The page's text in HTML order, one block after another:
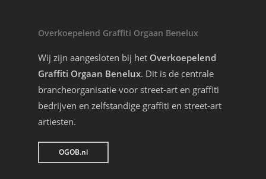
Overkoepelend Graffiti Orgaan Benelux
Wij zijn aangesloten bij het Overkoepelend
Graffiti Orgaan Benelux. Dit is de centrale
brancheorganisatie voor street-art en graffiti
bedrijven en zelfstandige graffiti en street-art
artiesten.
OGOB.nl